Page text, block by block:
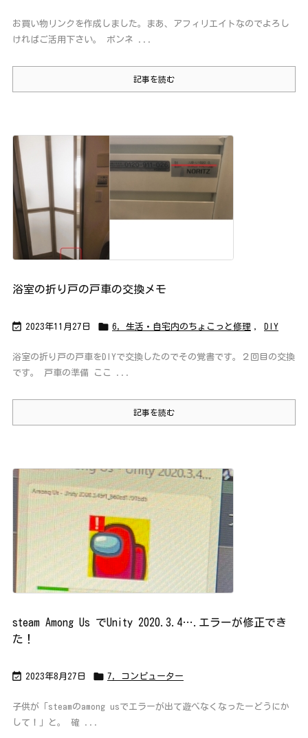
お買い物リンクを作成しました。まあ、アフィリエイトなのでよろし
ければご活用下さい。 ボンネ ...
記事を読む
浴室の折り戸の戸車の交換メモ
 2023年11月27日  6，生活・自宅内のちょこっと修理 , DIY
浴室の折り戸の戸車をDIYで交換したのでその覚書です。２回目の交換
です。 戸車の準備 ここ ...
記事を読む
steam Among Us でUnity 2020.3.4….エラーが修正でき
た！
 2023年8月27日  7，コンピューター
子供が「steamのamong usでエラーが出て遊べなくなったーどうにか
して！」と。 確 ...